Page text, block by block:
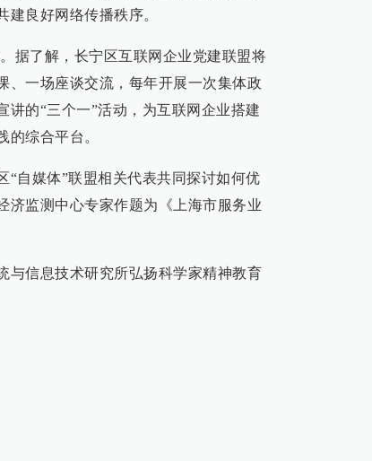
良好网络传播秩序。
据了解，长宁区互联网企业党建联盟将
、一场座谈交流，每年开展一次集体政
的“三个一”活动，为互联网企业搭建
的综合平台。
“自媒体”联盟相关代表共同探讨如何优
济监测中心专家作题为《上海市服务业
与信息技术研究所弘扬科学家精神教育